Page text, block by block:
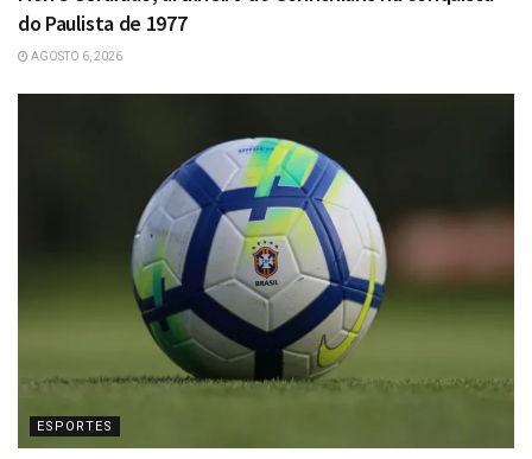
do Paulista de 1977
AGOSTO 6, 2026
ESPORTES